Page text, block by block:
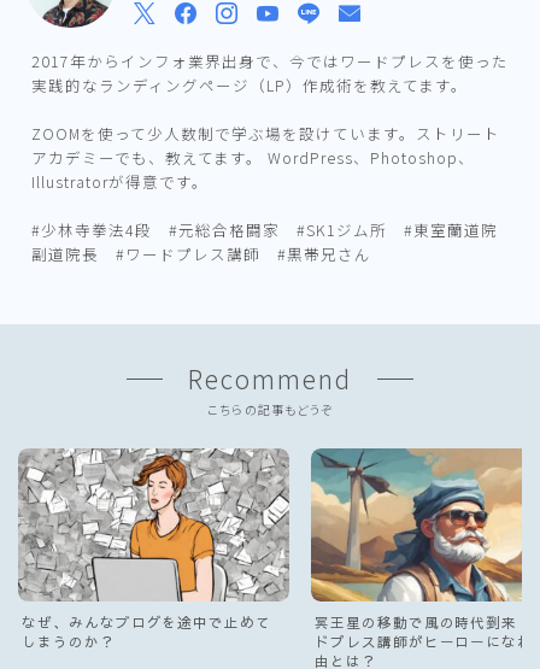
2017年からインフォ業界出身で、今ではワードプレスを使った
実践的なランディングページ（LP）作成術を教えてます。
ZOOMを使って少人数制で学ぶ場を設けています。ストリート
アカデミーでも、教えてます。 WordPress、Photoshop、
Illustratorが得意です。
#少林寺拳法4段 #元総合格闘家 #SK1ジム所 #東室蘭道院
副道院長 #ワードプレス講師 #黒帯兄さん
Recommend
こちらの記事もどうぞ
なぜ、みんなブログを途中で止めて
しまうのか？
冥王星の移動で風の時代到来！
ドプレス講師がヒーローになれ
由とは？